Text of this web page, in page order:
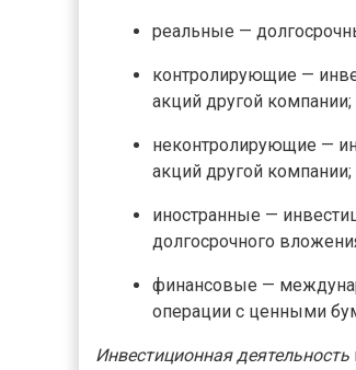
реальные —
контролирующие —
акций другой компании;
неконтролирующие —
акций другой компании;
иностранные —
долгосрочного
финансовые —
операции с ценными
Инвестиционная деятельность